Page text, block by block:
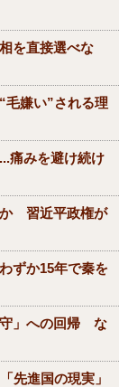
を直接選べな
毛嫌い”される理
痛みを避け続け
か 習近平政権が
ずか15年で秦を
守」への回帰 な
先進国の現実」